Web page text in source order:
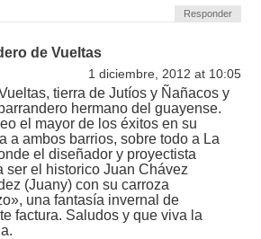
Responder
de Vueltas
1 diciembre, 2012 at 10:05
tierra de Jutíos y Ñañacos y
hermano del guayense.
el mayor de los éxitos en su
a ambos barrios, sobre todo a La
el diseñador y proyectista
ser el historico Juan Chávez
(Juany) con su carroza
una fantasía invernal de
factura. Saludos y que viva la